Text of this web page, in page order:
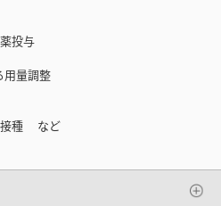
投与
用量調整
接種 など